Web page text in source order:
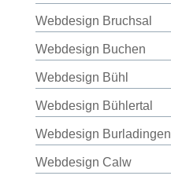
Webdesign Bruchsal
Webdesign Buchen
Webdesign Bühl
Webdesign Bühlertal
Webdesign Burladingen
Webdesign Calw